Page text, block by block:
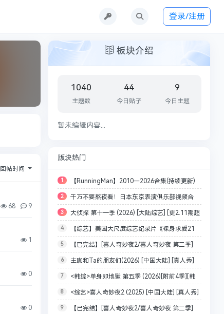
登录/注册
回帖时间
68 9
1
0
0
板块介绍
1040
主题数
44
今日贴子
9
今日主题
暂未编辑内容...
版块热门
1 【RunningMan】2010—2026合集(持续更新)
[韩语中字][4k/1080]【1.4T】[夸/百]
2 千万不要熬夜看！日本东京表演俱乐部视频合
集，共534部，近距离拍摄，每部都有精华点
【347GB】
3 大侦探 第十一季 (2026) [大陆综艺] [更2.11期超
前聚会][附十年侦心 新春演唱会][47.5G]
4 【综艺】美国大尺度综艺纪录片《裸身求爱21
天》荒岛求生，探索频道/原始生活21天恋人篇
【31.2GB】
5 【已完结】[喜人奇妙夜2/喜人奇妙夜 第二季]
【附第一季】[WEB-MKV/493G][国语中字]
[4K/1080P]
6 主咖和Ta的朋友们(2026) [中国大陆] [真人秀]
汉语普通话分
7 <韩综>单身即地狱 第五季 (2026)[附前4季][韩
国 爱情 真人秀][1080P/单集2GB/韩语中字]
8 <综艺>喜人奇妙夜2 (2025) [中国大陆] [真人秀]
[马东 大张伟 李诞 孟子义 胡先煦 张若昀][1080P/单
9 【已完结】[喜人奇妙夜2/喜人奇妙夜 第二季]